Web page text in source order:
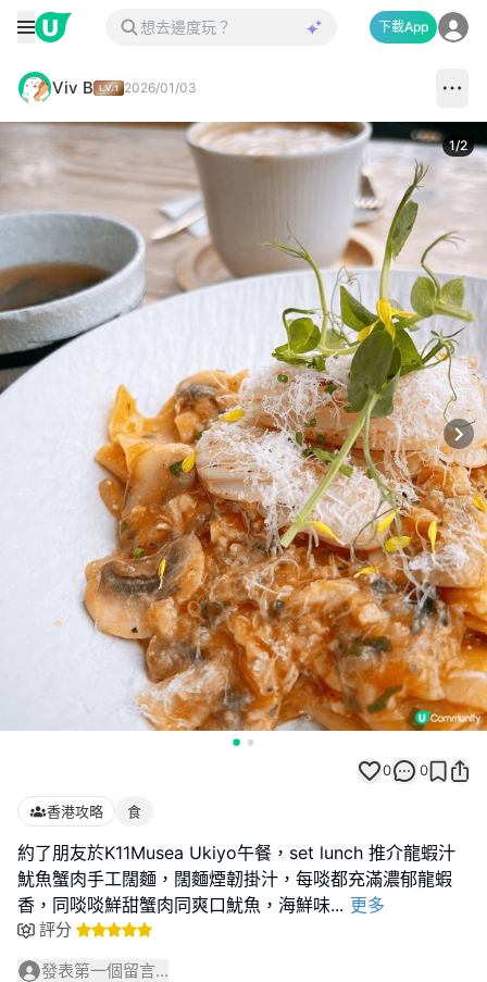
下載App
Viv B 2026/01/03
1/2
0 0
香港攻略 食
約了朋友於K11Musea Ukiyo午餐，set lunch 推介龍蝦汁
魷魚蟹肉手工闊麵，闊麵煙韌掛汁，每啖都充滿濃郁龍蝦
香，同啖啖鮮甜蟹肉同爽口魷魚，海鮮味... 更多
評分
發表第一個留言...